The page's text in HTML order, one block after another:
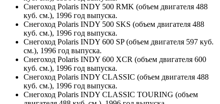
Снегоход Polaris INDY 500 RMK (объем двигателя 488
куб. см.), 1996 год выпуска.
Снегоход Polaris INDY 500 SKS (объем двигателя 488
куб. см.), 1996 год выпуска.
Снегоход Polaris INDY 600 SP (объем двигателя 597 куб.
см.), 1996 год выпуска.
Снегоход Polaris INDY 600 XCR (объем двигателя 600
куб. см.), 1996 год выпуска.
Снегоход Polaris INDY CLASSIC (объем двигателя 488
куб. см.), 1996 год выпуска.
Снегоход Polaris INDY CLASSIC TOURING (объем